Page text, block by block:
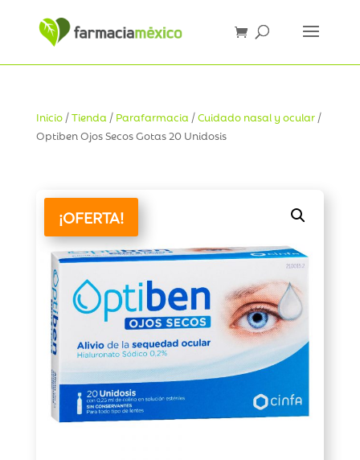
Inicio/Tienda / Parafarmacia /Cuidado nasal y ocular/
Optiben Ojos Secos Gotas 20 Unidosis
¡OFERTA!